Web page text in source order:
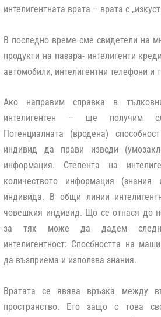
интелигентната врата – врата с
В последно време сме свидетели на
продукти на пазара- интелигенти
автомобили, интелигентни телефони и
Ако направим справка в
интелигентен – ще получим
Потенциалната (вродена)
индивид да прави изводи
информация. Степента на
количеството информация
индивида. В общи линии
човешкия индивид. Що се отнася до
за тях може да дадем
интелигентност: Спосбността на
да възприема и използва знания.
Вратата се явява връзка между
пространство. Ето защо с това